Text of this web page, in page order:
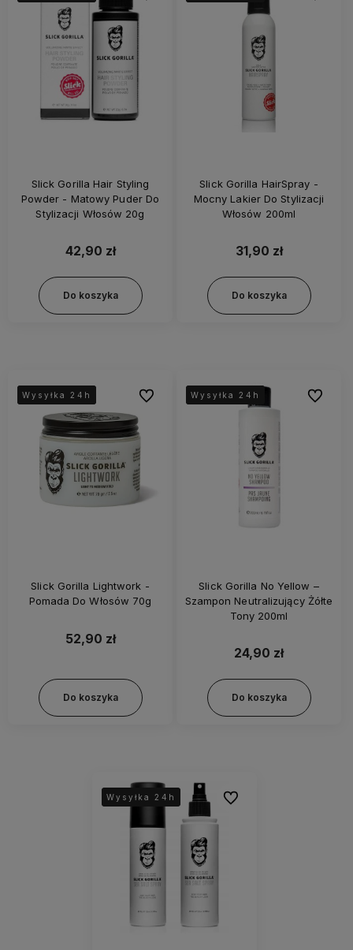
Slick Gorilla Hair Styling
Powder - Matowy Puder Do
Stylizacji Włosów 20g
42,90 zł
Do koszyka
Slick Gorilla HairSpray -
Mocny Lakier Do Stylizacji
Włosów 200ml
31,90 zł
Do koszyka
Wysyłka 24h
Wysyłka 24h
Wysyłka 24h
Slick Gorilla Lightwork -
Pomada Do Włosów 70g
52,90 zł
Do koszyka
Do ulubionychWysyłka 24h
Wysyłka 24h
Wysyłka 24h
Slick Gorilla No Yellow –
Szampon Neutralizujący Żółte
Tony 200ml
24,90 zł
Do koszyka
Do
Wysyłka 24h
Wysyłka 24h Do ulubionych